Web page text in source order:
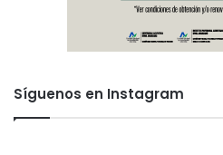
Síguenos en Instagram